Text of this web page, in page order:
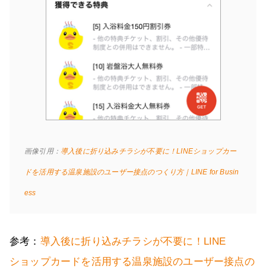
画像引用： 導入後に折り込みチラシが不要に！LINEショップカー
ドを活用する温泉施設のユーザー接点のつくり方｜LINE for Busin
ess
参考： 導入後に折り込みチラシが不要に！LINE
ショップカードを活用する温泉施設のユーザー接点の